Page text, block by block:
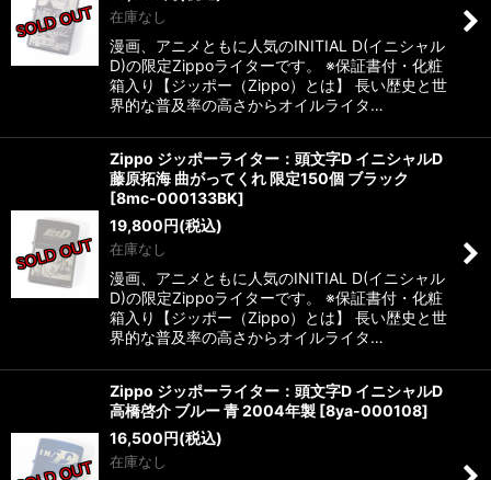
在庫なし
漫画、アニメともに人気のINITIAL D(イニシャル
D)の限定Zippoライターです。 ※保証書付・化粧
箱入り【ジッポー（Zippo）とは】 長い歴史と世
界的な普及率の高さからオイルライタ…
Zippo ジッポーライター：頭文字D イニシャルD
藤原拓海 曲がってくれ 限定150個 ブラック
[8mc-000133BK]
19,800円(税込)
在庫なし
漫画、アニメともに人気のINITIAL D(イニシャル
D)の限定Zippoライターです。 ※保証書付・化粧
箱入り【ジッポー（Zippo）とは】 長い歴史と世
界的な普及率の高さからオイルライタ…
Zippo ジッポーライター：頭文字D イニシャルD
高橋啓介 ブルー 青 2004年製 [8ya-000108]
16,500円(税込)
在庫なし